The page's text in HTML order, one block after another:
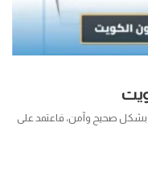
بشكل صحيح وآمن، فاعتمد على